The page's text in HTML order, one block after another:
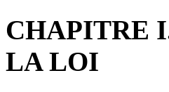
CHAPITRE
LA LOI